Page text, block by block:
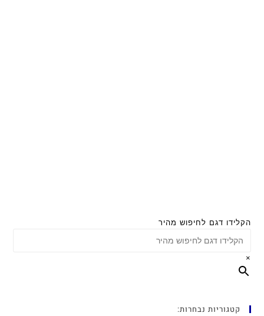
הקלידו דגם לחיפוש מהיר
×
קטגוריות נבחרות: